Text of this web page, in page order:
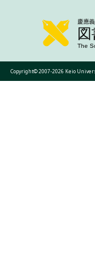
Copyright© 2007-2026 Keio